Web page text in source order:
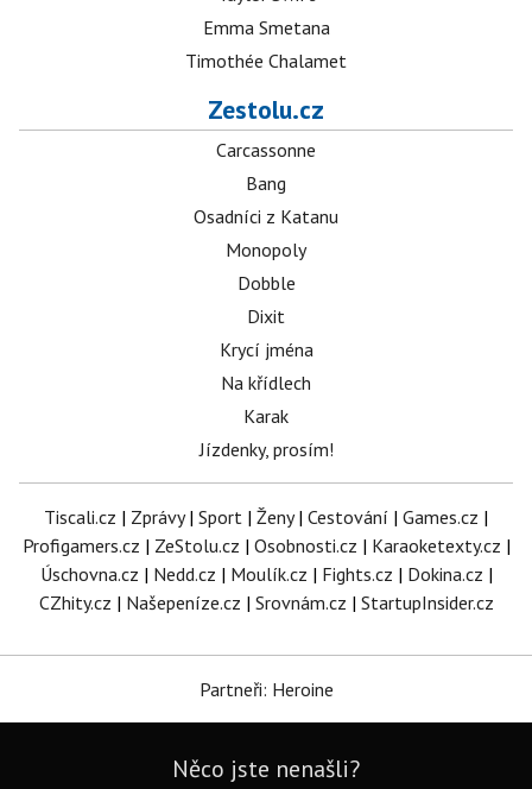
Emma Smetana
Timothée Chalamet
Zestolu.cz
Carcassonne
Bang
Osadníci z Katanu
Monopoly
Dobble
Dixit
Krycí jména
Na křídlech
Karak
Jízdenky, prosím!
Tiscali.cz | Zprávy| Sport | Ženy| Cestování | Games.cz |
Profigamers.cz | ZeStolu.cz | Osobnosti.cz | Karaoketexty.cz |
Úschovna.cz | Nedd.cz | Moulík.cz | Fights.cz | Dokina.cz |
CZhity.cz | Našepeníze.cz | Srovnám.cz | StartupInsider.cz
Partneři: Heroine
Něco jste nenašli?